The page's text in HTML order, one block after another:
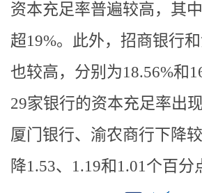
资本充足率普遍较高，其
超19%。此外，招商银行
也较高，分别为18.56%和
29家银行的资本充足率出
厦门银行、渝农商行下降
降1.53、1.19和1.01个百分